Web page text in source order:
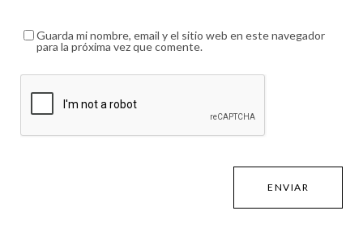
Guarda mi nombre, email y el sitio web en este navegador
para la próxima vez que comente.